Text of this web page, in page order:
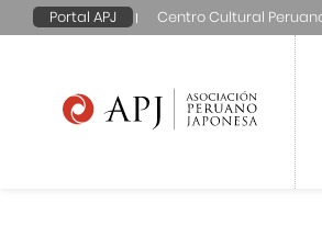
Portal APJ Centro Cultural